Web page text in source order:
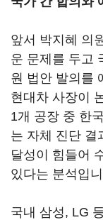
앞서 박지혜 의
운 문제를 두고
원 법안 발의를
현대차 사장이
1개 공장 중 한
는 자체 진단 결
달성이 힘들어
있다는 분석입
국내 삼성, LG